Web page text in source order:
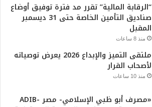
“الرقابة المالية” تقرر مد فترة توفيق أوضاع
صناديق التأمين الخاصة حتى 31 ديسمبر
المقبل
منذ 8 ساعات
ملتقى التميز والإبداع 2026 يعرض توصياته
لأصحاب القرار
منذ 10 ساعات
«مصرف أبو ظبي الإسلامي- مصر ADIB-